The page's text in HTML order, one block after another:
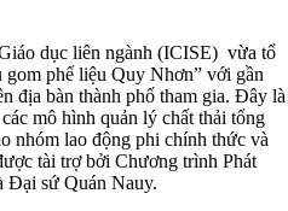
dục liên ngành (ICISE) vừa tổ
phế liệu Quy Nhơn” với gần
địa bàn thành phố tham gia. Đây là
mô hình quản lý chất thải tổng
nhóm lao động phi chính thức và
tài trợ bởi Chương trình Phát
Đại sứ Quán Nauy.